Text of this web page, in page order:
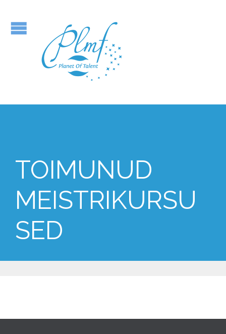
TOIMUNUD
MEISTRIKURSU
SED